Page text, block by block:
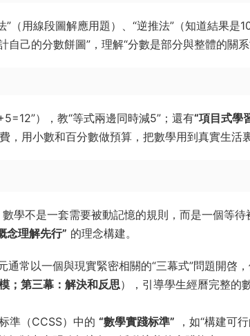
”（用線段圖解應用題）、“逆推法”（知道結果是
己的分數餅圖”，理解“分數是部分與整體的關系”
），教“等式兩邊同時減5”；還有“項目式學
用小數和百分數做預算，把數學用到真實生活裏
學不是一套需要被動記憶的規則，而是一個等待
念理解先行” 的理念構建。
通常以一個與現實緊密相關的“三幕式”問題開啓
；第三幕：解決和反思），引導學生經曆完整的
準（CCSS）中的 “數學實踐标準” ，如“構建可